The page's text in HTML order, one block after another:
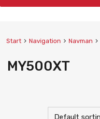
Start Navigation Navman
MY500XT